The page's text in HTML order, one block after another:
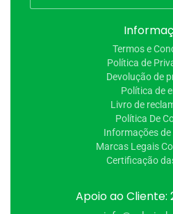
Apoio ao Cliente:
Termos e
Política de
Devolução de
Política de
Livro de
Política De
Informações
Marcas Legais
Certificação